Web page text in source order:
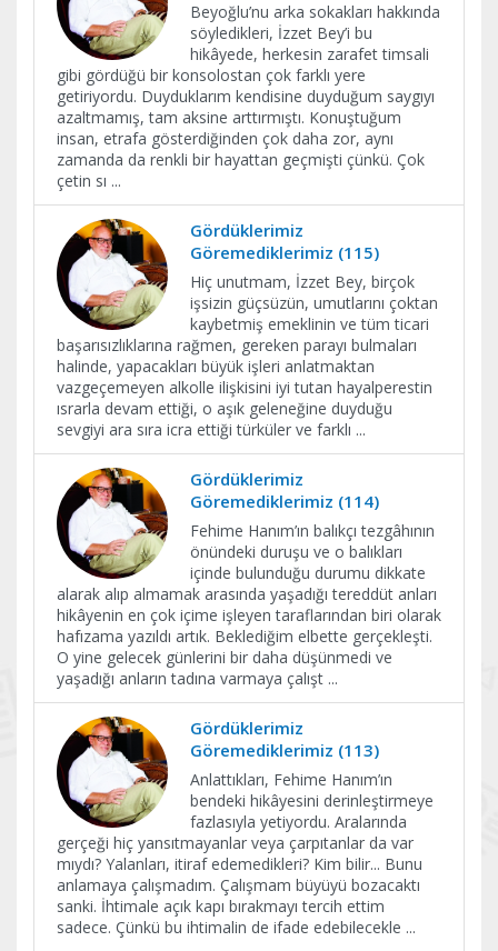
Beyoğlu’nu arka sokakları hakkında
söyledikleri, İzzet Bey’i bu
hikâyede, herkesin zarafet timsali
gibi gördüğü bir konsolostan çok farklı yere
getiriyordu. Duyduklarım kendisine duyduğum saygıyı
azaltmamış, tam aksine arttırmıştı. Konuştuğum
insan, etrafa gösterdiğinden çok daha zor, aynı
zamanda da renkli bir hayattan geçmişti çünkü. Çok
çetin sı ...
Gördüklerimiz
Göremediklerimiz (115)
Hiç unutmam, İzzet Bey, birçok
işsizin güçsüzün, umutlarını çoktan
kaybetmiş emeklinin ve tüm ticari
başarısızlıklarına rağmen, gereken parayı bulmaları
halinde, yapacakları büyük işleri anlatmaktan
vazgeçemeyen alkolle ilişkisini iyi tutan hayalperestin
ısrarla devam ettiği, o aşık geleneğine duyduğu
sevgiyi ara sıra icra ettiği türküler ve farklı ...
Gördüklerimiz
Göremediklerimiz (114)
Fehime Hanım’ın balıkçı tezgâhının
önündeki duruşu ve o balıkları
içinde bulunduğu durumu dikkate
alarak alıp almamak arasında yaşadığı tereddüt anları
hikâyenin en çok içime işleyen taraflarından biri olarak
hafızama yazıldı artık. Beklediğim elbette gerçekleşti.
O yine gelecek günlerini bir daha düşünmedi ve
yaşadığı anların tadına varmaya çalışt ...
Gördüklerimiz
Göremediklerimiz (113)
Anlattıkları, Fehime Hanım’ın
bendeki hikâyesini derinleştirmeye
fazlasıyla yetiyordu. Aralarında
gerçeği hiç yansıtmayanlar veya çarpıtanlar da var
mıydı? Yalanları, itiraf edemedikleri? Kim bilir... Bunu
anlamaya çalışmadım. Çalışmam büyüyü bozacaktı
sanki. İhtimale açık kapı bırakmayı tercih ettim
sadece. Çünkü bu ihtimalin de ifade edebilecekle ...